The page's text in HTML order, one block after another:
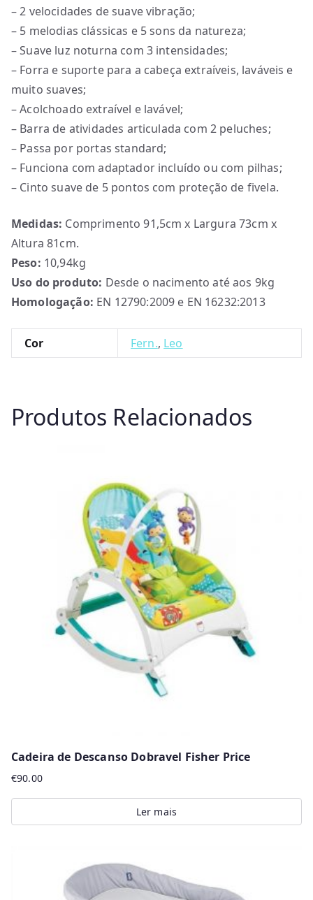
– 2 velocidades de suave vibração;
– 5 melodias clássicas e 5 sons da natureza;
– Suave luz noturna com 3 intensidades;
– Forra e suporte para a cabeça extraíveis, laváveis e
muito suaves;
– Acolchoado extraível e lavável;
– Barra de atividades articulada com 2 peluches;
– Passa por portas standard;
– Funciona com adaptador incluído ou com pilhas;
– Cinto suave de 5 pontos com proteção de fivela.
Medidas: Comprimento 91,5cm x Largura 73cm x
Altura 81cm.
Peso: 10,94kg
Uso do produto: Desde o nacimento até aos 9kg
Homologação: EN 12790:2009 e EN 16232:2013
Cor Fern., Leo
Produtos Relacionados
Cadeira de Descanso Dobravel Fisher Price
€90.00
Ler mais